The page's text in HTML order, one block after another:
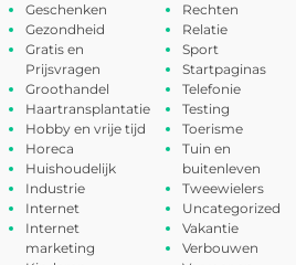
Geschenken
Gezondheid
Gratis en
Prijsvragen
Groothandel
Haartransplantatie
Hobby en vrije tijd
Horeca
Huishoudelijk
Industrie
Internet
Internet
marketing
Rechten
Relatie
Sport
Startpaginas
Telefonie
Testing
Toerisme
Tuin en
buitenleven
Tweewielers
Uncategorized
Vakantie
Verbouwen